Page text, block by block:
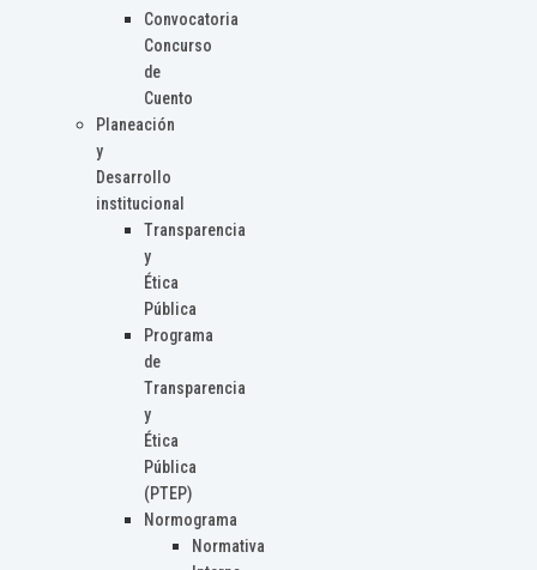
Convocatoria
Concurso
de
Cuento
Planeación
y
Desarrollo
institucional
Transparencia
y
Ética
Pública
Programa
de
Transparencia
y
Ética
Pública
(PTEP)
Normograma
Normativa